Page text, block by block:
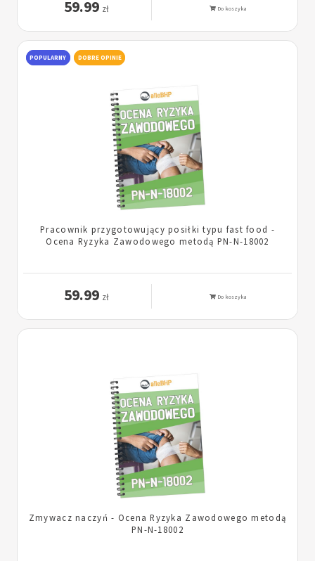
59.99 zł Do koszyka
POPULARNY DOBRE OPINIE
Pracownik przygotowujący posiłki typu fast food -
Ocena Ryzyka Zawodowego metodą PN-N-18002
59.99 zł Do koszyka
Zmywacz naczyń - Ocena Ryzyka Zawodowego metodą
PN-N-18002